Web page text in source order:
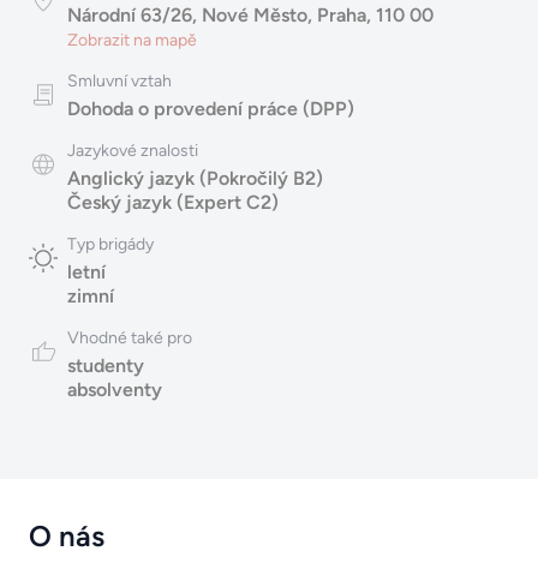
Národní 63/26, Nové Město, Praha, 110 00
Zobrazit na mapě
Smluvní vztah
Dohoda o provedení práce (DPP)
Jazykové znalosti
Anglický jazyk (Pokročilý B2)
Český jazyk (Expert C2)
Typ brigády
letní
zimní
Vhodné také pro
studenty
absolventy
O nás